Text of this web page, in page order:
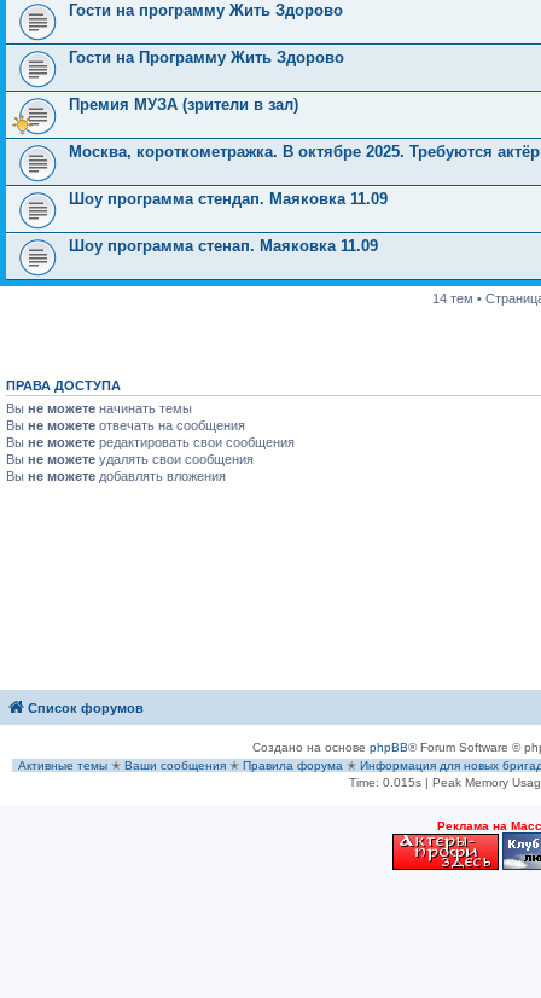
Гости на программу Жить Здорово
Гости на Программу Жить Здорово
Премия МУЗА (зрители в зал)
Москва, короткометражка. В октябре 2025. Требуются
Шоу программа стендап. Маяковка 11.09
Шоу программа стенап. Маяковка 11.09
14 тем •
ПРАВА ДОСТУПА
Вы не можете начинать темы
Вы не можете отвечать на сообщения
Вы не можете редактировать свои сообщения
Вы не можете удалять свои сообщения
Вы не можете добавлять вложения
Список форумов
Создано на основе phpBB® Forum Software ©
Активные темы ✭ Ваши сообщения ✭ Правила форума ✭ Информация для новых
Time: 0.015s| Peak Memory
Рeклама на